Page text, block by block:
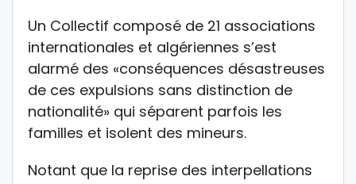
Un Collectif composé de 21 associations
internationales et algériennes s’est
alarmé des «conséquences désastreuses
de ces expulsions sans distinction de
nationalité» qui séparent parfois les
familles et isolent des mineurs.
Notant que la reprise des interpellations